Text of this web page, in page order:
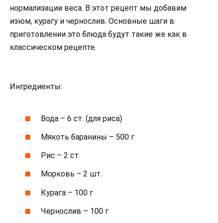
нормализации веса. В этот рецепт мы добавим
изюм, курагу и чернослив. Основные шаги в
приготовлении это блюда будут такие же как в
классическом рецепте.
Ингредиенты:
Вода – 6 ст. (для риса)
Мякоть баранины – 500 г
Рис – 2 ст.
Морковь – 2 шт.
Курага – 100 г
Чернослив – 100 г